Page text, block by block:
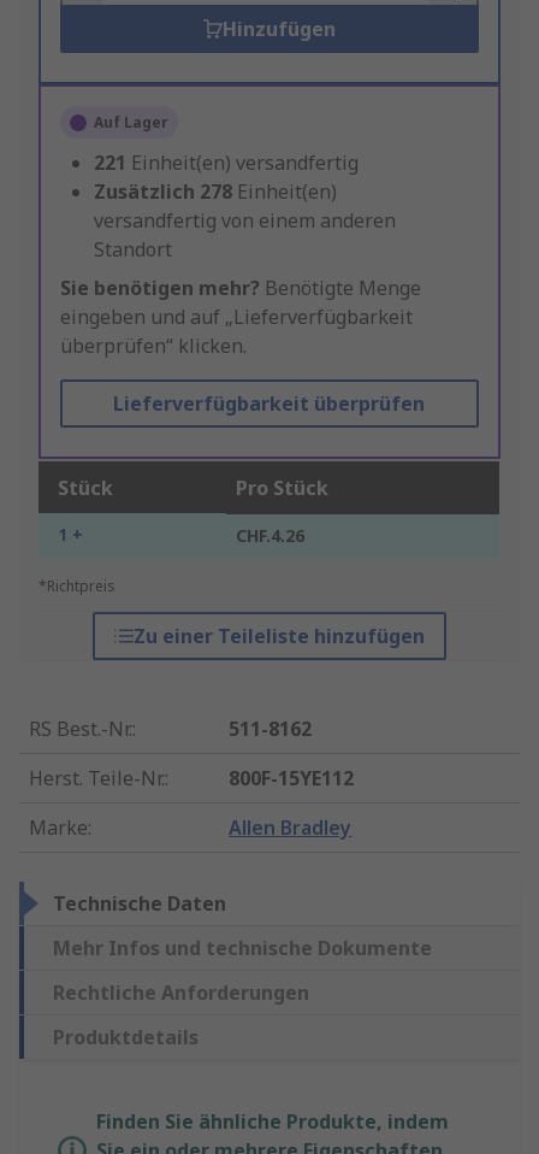
Hinzufügen
Auf Lager
221 Einheit(en) versandfertig
Zusätzlich 278 Einheit(en)
versandfertig von einem anderen
Standort
Sie benötigen mehr? Benötigte Menge
eingeben und auf „Lieferverfügbarkeit
überprüfen“ klicken.
Lieferverfügbarkeit überprüfen
Stück Pro Stück
1 + CHF.4.26
*Richtpreis
Zu einer Teileliste hinzufügen
RS Best.-Nr.:
511-8162
Herst. Teile-Nr.:
800F-15YE112
Marke: Allen Bradley
Technische Daten
Mehr Infos und technische Dokumente
Rechtliche Anforderungen
Produktdetails
Finden Sie ähnliche Produkte, indem